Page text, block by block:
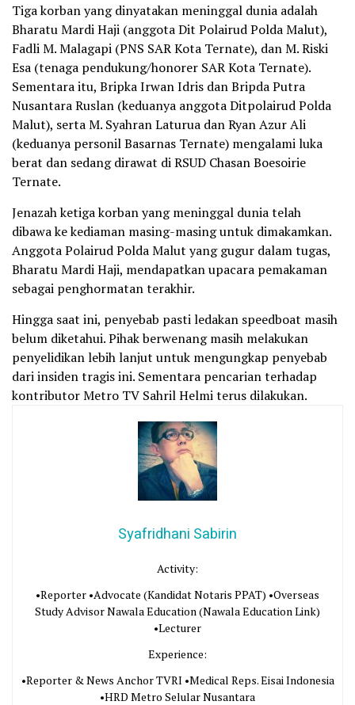
Tiga korban yang dinyatakan meninggal dunia adalah
Bharatu Mardi Haji (anggota Dit Polairud Polda Malut),
Fadli M. Malagapi (PNS SAR Kota Ternate), dan M. Riski
Esa (tenaga pendukung/honorer SAR Kota Ternate).
Sementara itu, Bripka Irwan Idris dan Bripda Putra
Nusantara Ruslan (keduanya anggota Ditpolairud Polda
Malut), serta M. Syahran Laturua dan Ryan Azur Ali
(keduanya personil Basarnas Ternate) mengalami luka
berat dan sedang dirawat di RSUD Chasan Boesoirie
Ternate.
Jenazah ketiga korban yang meninggal dunia telah
dibawa ke kediaman masing-masing untuk dimakamkan.
Anggota Polairud Polda Malut yang gugur dalam tugas,
Bharatu Mardi Haji, mendapatkan upacara pemakaman
sebagai penghormatan terakhir.
Hingga saat ini, penyebab pasti ledakan speedboat masih
belum diketahui. Pihak berwenang masih melakukan
penyelidikan lebih lanjut untuk mengungkap penyebab
dari insiden tragis ini. Sementara pencarian terhadap
kontributor Metro TV Sahril Helmi terus dilakukan.
Syafridhani Sabirin
Activity:
•Reporter •Advocate (Kandidat Notaris PPAT) •Overseas
Study Advisor Nawala Education (Nawala Education Link)
•Lecturer
Experience:
•Reporter & News Anchor TVRI •Medical Reps. Eisai Indonesia
•HRD Metro Selular Nusantara